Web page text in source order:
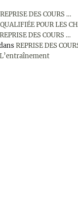
REPRISE DES COURS …
QUALIFIÉE POUR LES
REPRISE DES COURS …
REPRISE DES
L’entraînement